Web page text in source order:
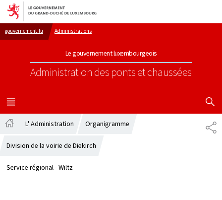
Aller au menu principal
Aller au contenu
gouvernement.lu Administrations
Le gouvernement luxembourgeois
Administration des ponts et chaussées
MENU
PRINCIPAL
L' Administration Organigramme
Division de la voirie de Diekirch
Service régional - Wiltz